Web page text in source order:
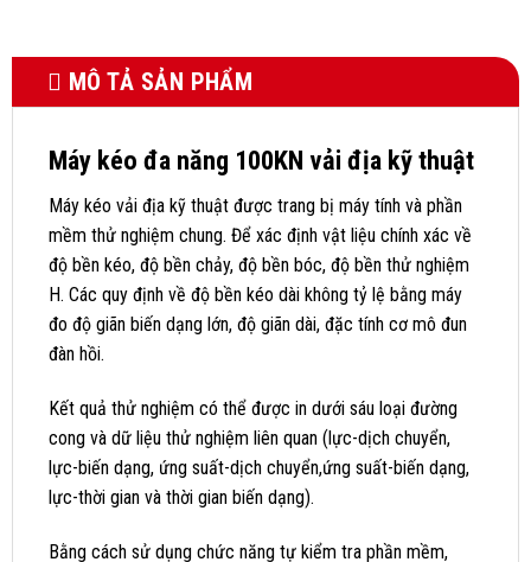
MÔ TẢ SẢN PHẨM
Máy kéo đa năng 100KN vải địa kỹ thuật
Máy kéo vải địa kỹ thuật được trang bị máy tính và phần
mềm thử nghiệm chung. Để xác định vật liệu chính xác về
độ bền kéo, độ bền chảy, độ bền bóc, độ bền thử nghiệm
H. Các quy định về độ bền kéo dài không tỷ lệ bằng máy
đo độ giãn biến dạng lớn, độ giãn dài, đặc tính cơ mô đun
đàn hồi.
Kết quả thử nghiệm có thể được in dưới sáu loại đường
cong và dữ liệu thử nghiệm liên quan (lực-dịch chuyển,
lực-biến dạng, ứng suất-dịch chuyển,ứng suất-biến dạng,
lực-thời gian và thời gian biến dạng).
Bằng cách sử dụng chức năng tự kiểm tra phần mềm,